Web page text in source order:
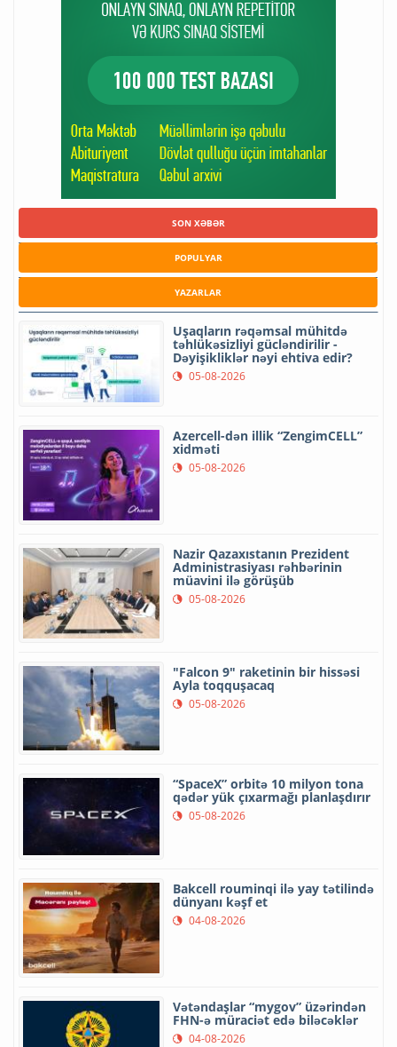
SON XƏBƏR
POPULYAR
YAZARLAR
Uşaqların rəqəmsal mühitdə
təhlükəsizliyi gücləndirilir -
Dəyişikliklər nəyi ehtiva edir?
05-08-2026
Azercell-dən illik “ZengimCELL”
xidməti
05-08-2026
Nazir Qazaxıstanın Prezident
Administrasiyası rəhbərinin
müavini ilə görüşüb
05-08-2026
"Falcon 9" raketinin bir hissəsi
Ayla toqquşacaq
05-08-2026
“SpaceX” orbitə 10 milyon tona
qədər yük çıxarmağı planlaşdırır
05-08-2026
Bakcell rouminqi ilə yay tətilində
dünyanı kəşf et
04-08-2026
Vətəndaşlar “mygov” üzərindən
FHN-ə müraciət edə biləcəklər
04-08-2026